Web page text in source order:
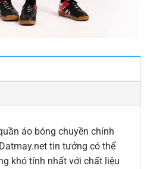
áo bóng chuyền chính
tin tưởng có thể
khó tính nhất với chất liệu